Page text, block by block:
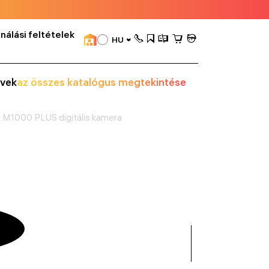
feltételek
HU
az összes katalógus megtekintése
M1000 PLUS digitális kamera
mutatása